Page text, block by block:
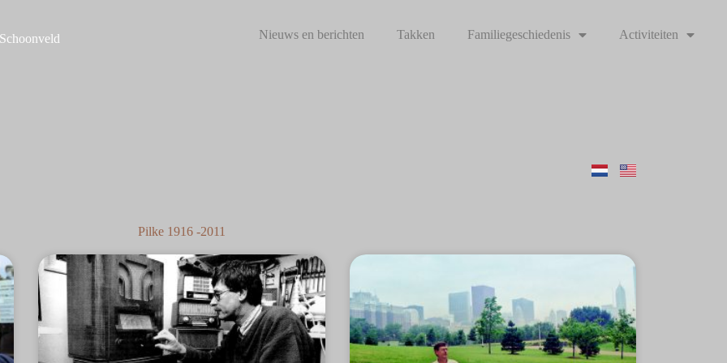
Nieuws en berichten Takken Familiegeschiedenis Activiteiten
Pilke 1916 -2011